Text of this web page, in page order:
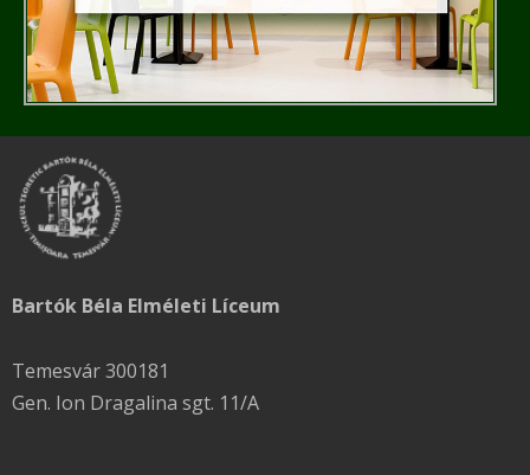
Bartók Béla Elméleti Líceum
Temesvár 300181
Gen. Ion Dragalina sgt. 11/A